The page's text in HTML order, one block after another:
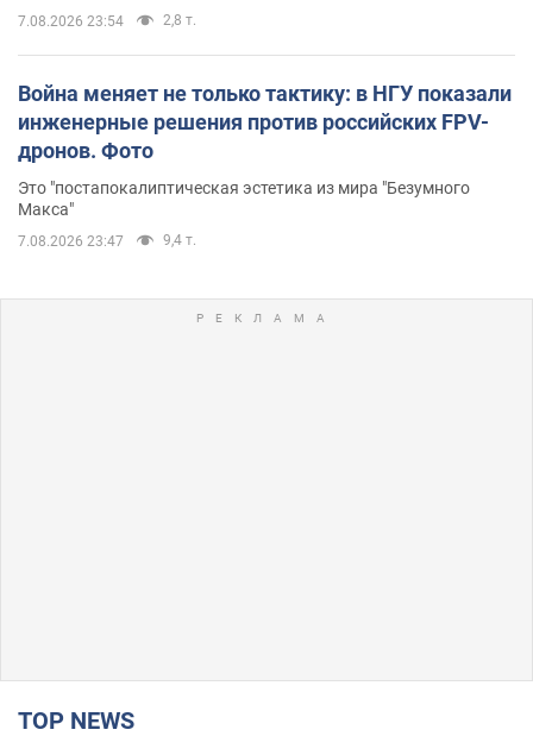
7.08.2026 23:54 2,8 т.
Война меняет не только тактику: в НГУ показали
инженерные решения против российских FPV-
дронов. Фото
Это "постапокалиптическая эстетика из мира "Безумного
Макса"
7.08.2026 23:47 9,4 т.
TOP NEWS